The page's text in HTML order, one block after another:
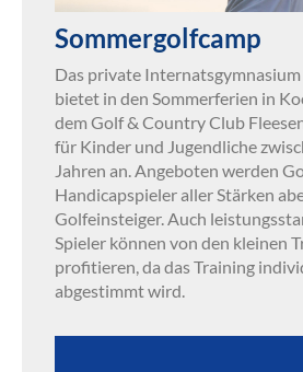
Sommergolfcamp
Das private Internatsgymnasium
bietet in den Sommerferien in
dem Golf & Country Club
für Kinder und Jugendliche
Jahren an. Angeboten werden
Handicapspieler aller Stärken
Golfeinsteiger. Auch
Spieler können von den kleinen
profitieren, da das Training
abgestimmt wird.